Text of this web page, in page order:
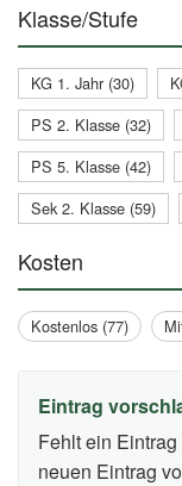
Klasse/Stufe
KG 1. Jahr (30)
PS 2. Klasse (32)
PS 5. Klasse (42)
Sek 2. Klasse (59)
Kosten
Kostenlos (77)
Eintrag
Fehlt ein
neuen Eintrag